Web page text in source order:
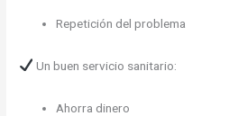
Repetición del problema
Un buen servicio sanitario:
Ahorra dinero